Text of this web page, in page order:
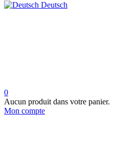
Deutsch
0
Aucun produit dans votre panier.
Mon compte